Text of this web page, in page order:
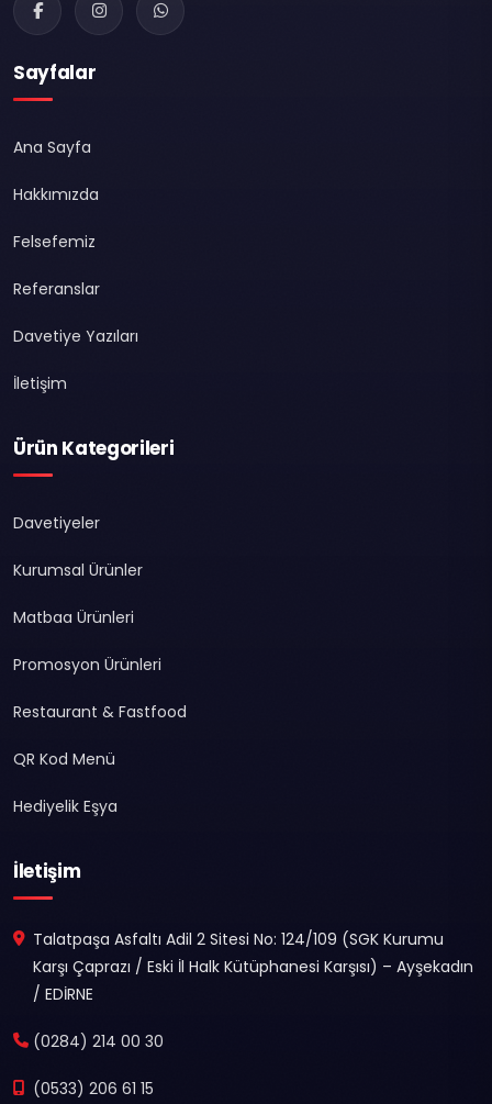
Sayfalar
Ana Sayfa
Hakkımızda
Felsefemiz
Referanslar
Davetiye Yazıları
İletişim
Ürün Kategorileri
Davetiyeler
Kurumsal Ürünler
Matbaa Ürünleri
Promosyon Ürünleri
Restaurant & Fastfood
QR Kod Menü
Hediyelik Eşya
İletişim
Talatpaşa Asfaltı Adil 2 Sitesi No: 124/109 (SGK Kurumu
Karşı Çaprazı / Eski İl Halk Kütüphanesi Karşısı) – Ayşekadın
/ EDİRNE
(0284) 214 00 30
(0533) 206 61 15